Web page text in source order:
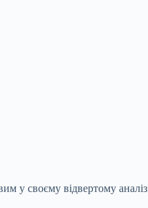
своєму відвертому